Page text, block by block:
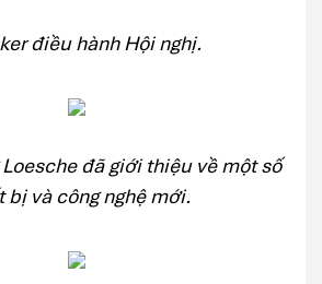
điều hành Hội nghị.
đã giới thiệu về một số
bị và công nghệ mới.